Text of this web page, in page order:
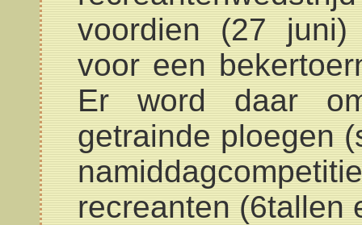
voordien (27
voor een
Er word daar
getrainde ploegen
recreanten (6tallen